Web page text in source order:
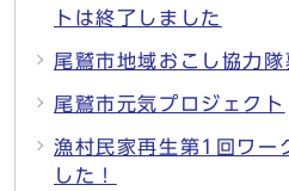
トは終了しました
尾鷲市地域おこし協力隊
尾鷲市元気プロジェクト
漁村民家再生第1回ワー
した！